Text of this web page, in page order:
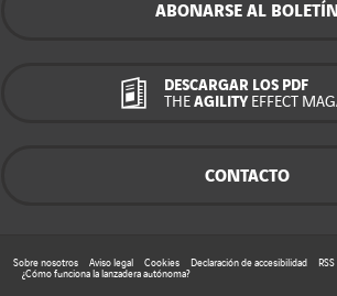
ABONARSE AL BOLETÍN
DESCARGAR LOS PDF
THE AGILITY EFFECT
CONTACTO
Sobre nosotros Aviso legal Cookies Declaración de accesibilidad
RSS
¿Cómo funciona la lanzadera autónoma?